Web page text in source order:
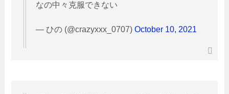
なの中々克服できない
— ひの (@crazyxxx_0707)October 10, 2021